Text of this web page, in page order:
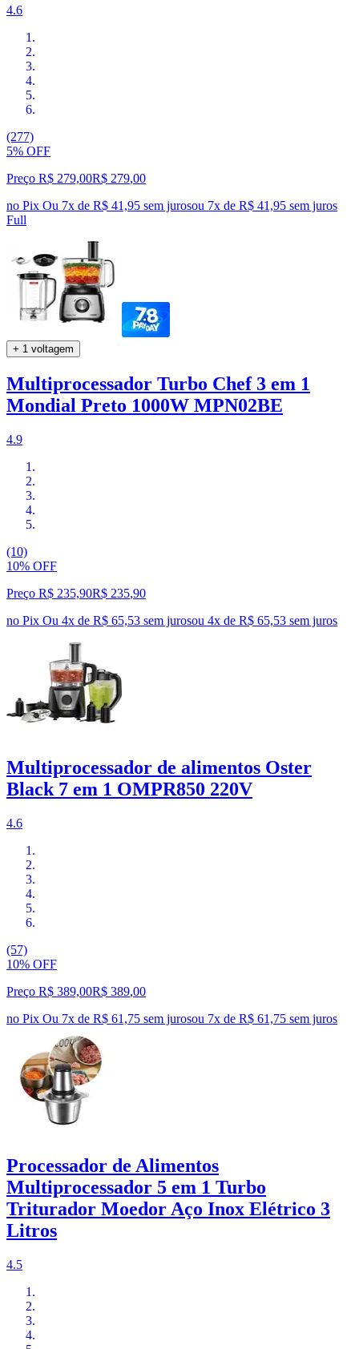
4.6
(277)
5% OFF
Preço R$ 279,00R$ 279,00
no Pix Ou 7x de R$ 41,95 sem jurosou 7x de R$ 41,95 sem juros
Full
+ 1 voltagem
Multiprocessador Turbo Chef 3 em 1
Mondial Preto 1000W MPN02BE
4.9
(10)
10% OFF
Preço R$ 235,90R$ 235,90
no Pix Ou 4x de R$ 65,53 sem jurosou 4x de R$ 65,53 sem juros
Multiprocessador de alimentos Oster
Black 7 em 1 OMPR850 220V
4.6
(57)
10% OFF
Preço R$ 389,00R$ 389,00
no Pix Ou 7x de R$ 61,75 sem jurosou 7x de R$ 61,75 sem juros
Processador de Alimentos
Multiprocessador 5 em 1 Turbo
Triturador Moedor Aço Inox Elétrico 3
Litros
4.5